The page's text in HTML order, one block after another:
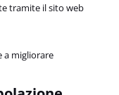
tramite il sito web
a migliorare